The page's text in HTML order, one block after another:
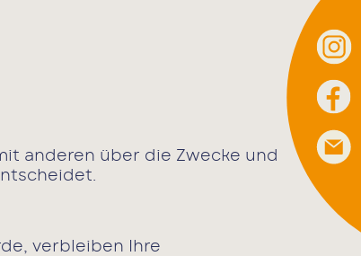
anderen über die Zwecke und
verbleiben Ihre